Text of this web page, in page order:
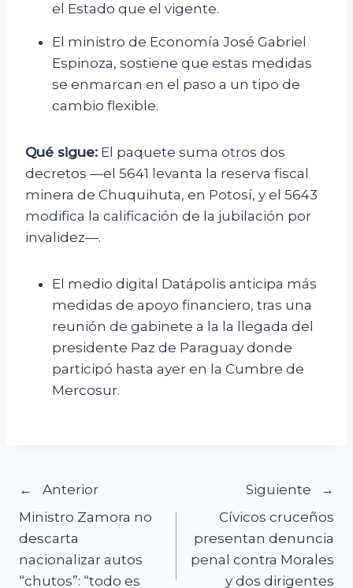
el Estado que el vigente.
El ministro de Economía José Gabriel
Espinoza, sostiene que estas medidas
se enmarcan en el paso a un tipo de
cambio flexible.
Qué sigue: El paquete suma otros dos
decretos —el 5641 levanta la reserva fiscal
minera de Chuquihuta, en Potosí, y el 5643
modifica la calificación de la jubilación por
invalidez—.
El medio digital Datápolis anticipa más
medidas de apoyo financiero, tras una
reunión de gabinete a la la llegada del
presidente Paz de Paraguay donde
participó hasta ayer en la Cumbre de
Mercosur.
Navegación
de
entradas
Anterior
Ministro Zamora no
descarta
nacionalizar autos
“chutos”: “todo es
Siguiente
Cívicos cruceños
presentan denuncia
penal contra Morales
y dos dirigentes